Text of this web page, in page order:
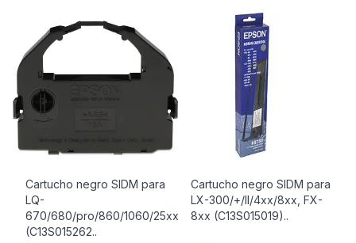
Cartucho negro SIDM para
LQ-
670/680/pro/860/1060/25xx
(C13S015262..
Cartucho negro SIDM para
LX-300/+/II/4xx/8xx, FX-
8xx (C13S015019)..